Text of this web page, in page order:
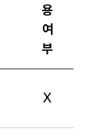
용
여
부
X